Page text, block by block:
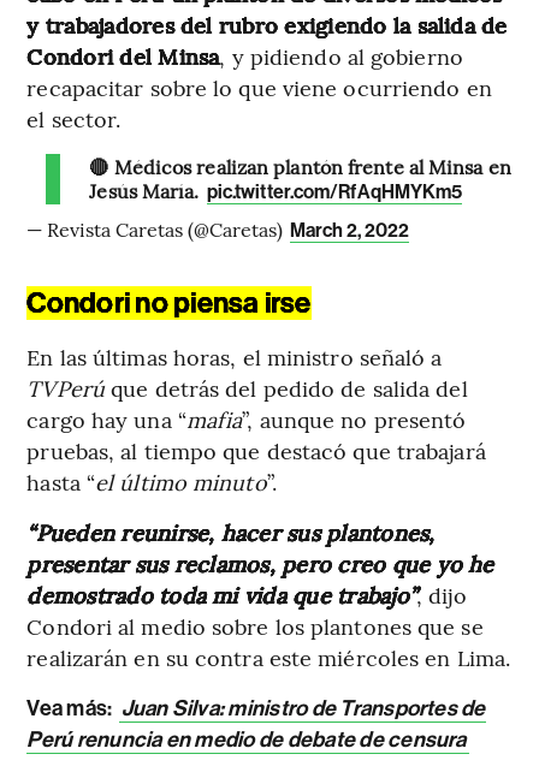
y trabajadores del rubro exigiendo la salida de
Condori del Minsa, y pidiendo al gobierno
recapacitar sobre lo que viene ocurriendo en
el sector.
🔴 Médicos realizan plantón frente al Minsa en
Jesús María. pic.twitter.com/RfAqHMYKm5
— Revista Caretas (@Caretas) March 2, 2022
Condori no piensa irse
En las últimas horas, el ministro señaló a
TVPerúque detrás del pedido de salida del
cargo hay una “mafia”, aunque no presentó
pruebas, al tiempo que destacó que trabajará
hasta “el último minuto”.
“Pueden reunirse, hacer sus plantones,
presentar sus reclamos, pero creo que yo he
demostrado toda mi vida que trabajo”, dijo
Condori al medio sobre los plantones que se
realizarán en su contra este miércoles en Lima.
Vea más: Juan Silva: ministro de Transportes de
Perú renuncia en medio de debate de censura